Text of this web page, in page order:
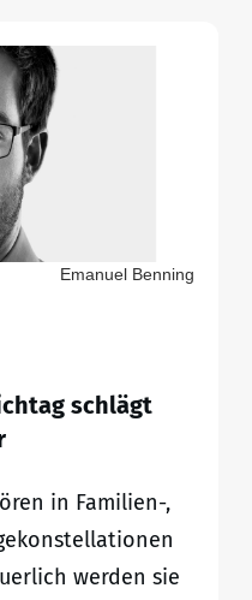
Emanuel Benning
schlägt
in Familien-,
werden sie